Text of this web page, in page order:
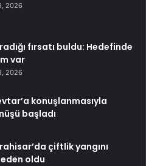
2026
fırsatı buldu: Hedefinde
var
2026
konuşlanmasıyla
başladı
çiftlik yangını
oldu